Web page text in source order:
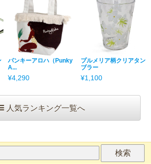
パンキーアロハ（Punky
A...
¥4,290
プルメリア柄クリアタン
ブラー
¥1,100
人気ランキング一覧へ